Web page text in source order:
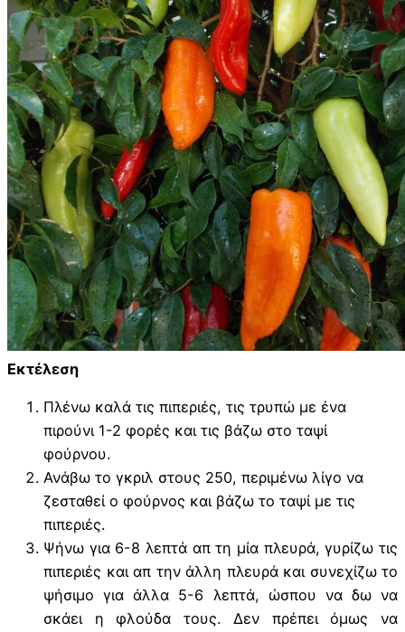
Εκτέλεση
Πλένω καλά τις πιπεριές, τις τρυπώ με ένα
πιρούνι 1-2 φορές και τις βάζω στο ταψί
φούρνου.
Ανάβω το γκριλ στους 250, περιμένω λίγο να
ζεσταθεί ο φούρνος και βάζω το ταψί με τις
πιπεριές.
Ψήνω για 6-8 λεπτά απ τη μία πλευρά, γυρίζω τις
πιπεριές και απ την άλλη πλευρά και συνεχίζω το
ψήσιμο για άλλα 5-6 λεπτά, ώσπου να δω να
σκάει η φλούδα τους. Δεν πρέπει όμως να